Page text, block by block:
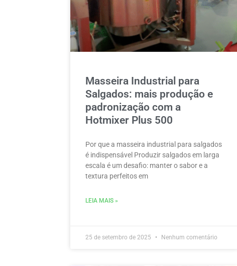
Masseira Industrial para
Salgados: mais produção e
padronização com a
Hotmixer Plus 500
Por que a masseira industrial para salgados
é indispensável Produzir salgados em larga
escala é um desafio: manter o sabor e a
textura perfeitos em
LEIA MAIS »
25 de setembro de 2025 Nenhum comentário